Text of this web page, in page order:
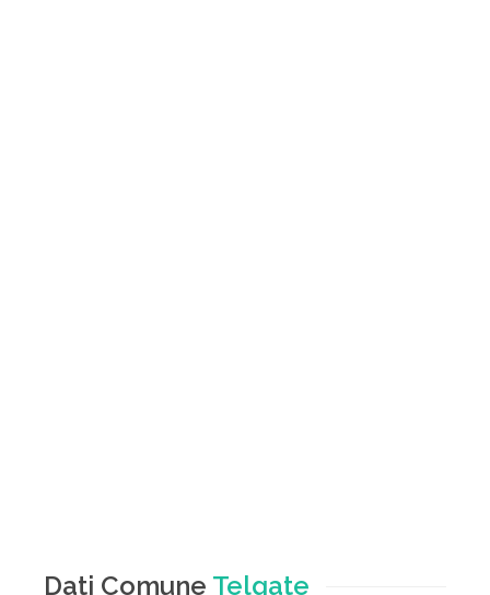
Dati Comune Telgate